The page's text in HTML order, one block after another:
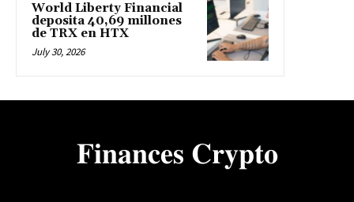
World Liberty Financial
deposita 40,69 millones
de TRX en HTX
July 30, 2026
𝐅𝐢𝐧𝐚𝐧𝐜𝐞𝐬 𝐂𝐫𝐲𝐩𝐭𝐨